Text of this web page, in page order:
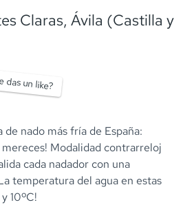
Claras, Ávila (Castilla y
das un like?
nado más fría de España:
Modalidad contrarreloj
cada nadador con una
temperatura del agua en estas
10ºC!